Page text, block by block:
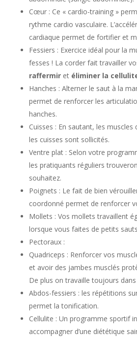
Cœur : Ce « cardio-training »
rythme cardio vasculaire.
cardiaque permet de fortifier et
Fessiers : Exercice idéal pour la
fesses ! La corder fait travailler
raffermiret éliminer la
Hanches : Alterner le saut à la
permet de renforcer les
hanches.
Cuisses : En sautant, les
les cuisses sont sollicités.
Ventre plat : Selon votre
les pratiquants réguliers
souhaitez.
Poignets : Le fait de bien
coordonné permet de renforcer
Mollets : Vos mollets travaillent
lorsque vous faites de petits
Pectoraux :
Quadriceps : Renforcer vos
et avoir des jambes musclés
De plus on travaille toujours dans
Abdos-fessiers : les répétitions
permet la tonification.
Cellulite : Un programme sportif
accompagner d’une diététique